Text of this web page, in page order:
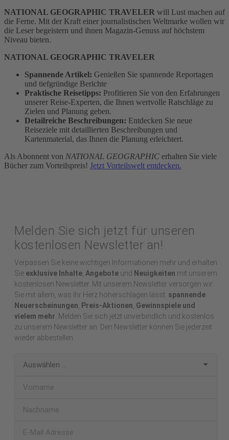
NATIONAL GEOGRAPHIC TRAVELER will Lust machen auf
die Ferne. Mit der Kraft einer journalistischen Weltmarke wollen wir
die Leser begeistern und ihnen Magazin-Genuss auf höchstem
Niveau bieten.
NATIONAL GEOGRAPHIC TRAVELER
Spannende Artikel: Genießen Sie spannende Reportagen
und tiefgründige Berichte
Praktische Reisetipps: Profitieren Sie von den Erfahrungen
unserer Reise-Experten, die Ihnen wertvolle Ratschläge zu
Zielen und Planung geben.
Detailreiche Beschreibungen: Entdecken Sie neue
Reiseziele mit detaillierten Beschreibungen und
Kartenmaterial, das Ihnen die Planung erleichtert.
Als Abonnent von NATIONAL GEOGRAPHIC erhalten Sie viele
Bücher zum Vorteilspreis! Jetzt Vorteilswelt entdecken.
Melden Sie sich jetzt für unseren
kostenlosen Newsletter an!
Verpassen Sie keine wichtigen Informationen mehr und erhalten
Sie exklusive Inhalte, Angebote und Neuigkeiten mit unserem
kostenlosen Newsletter. Mit unserem Newsletter versorgen wir
Sie mit allem, was Ihr Herz höherschlagen lässt: spannende
Neuerscheinungen, Preis-Aktionen, Gewinnspiele und
vielem mehr . Melden Sie sich jetzt unverbindlich und kostenlos
zu unserem Newsletter an. Den Newsletter können Sie jederzeit
wieder abbestellen.